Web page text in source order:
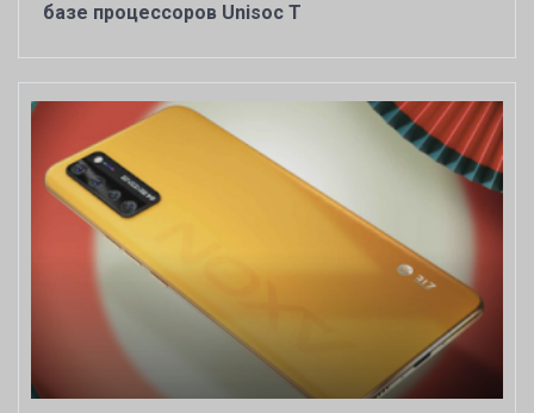
базе процессоров Unisoc T